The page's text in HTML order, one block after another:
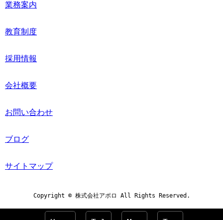
業務案内
教育制度
採用情報
会社概要
お問い合わせ
ブログ
サイトマップ
Copyright © 株式会社アポロ All Rights Reserved.